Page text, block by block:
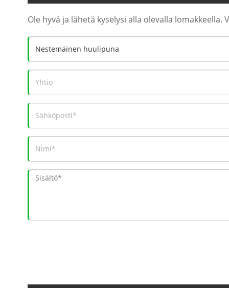
Ole hyvä ja lähetä kyselysi alla olevalla